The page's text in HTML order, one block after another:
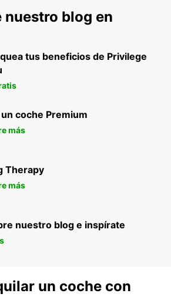
blog en
tus beneficios de Privilege
coche Premium
más
Therapy
más
nuestro blog e inspírate
un coche con